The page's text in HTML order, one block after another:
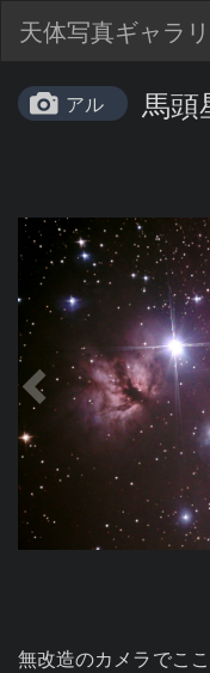
天体写真ギャラ
アル 馬頭
無改造のカメラでこ